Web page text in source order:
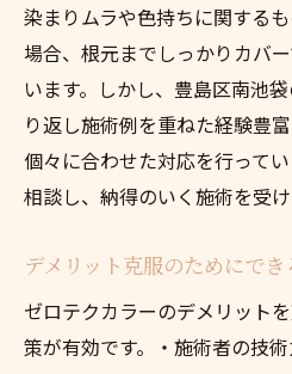
染まりムラや色持ちに関する
場合、根元までしっかりカバ
います。しかし、豊島区南池
り返し施術例を重ねた経験豊
個々に合わせた対応を行って
相談し、納得のいく施術を受け
デメリット克服のためにで
ゼロテクカラーのデメリット
策が有効です。・施術者の技